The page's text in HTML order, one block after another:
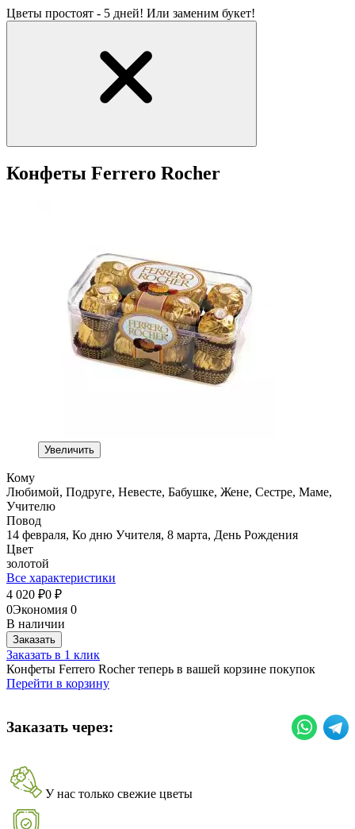
Цветы простоят - 5 дней! Или заменим букет!
Конфеты Ferrero Rocher
Увеличить
Кому
Любимой, Подруге, Невесте, Бабушке, Жене, Сестре, Маме,
Учителю
Повод
14 февраля, Ко дню Учителя, 8 марта, День Рождения
Цвет
золотой
Все характеристики
4 020 ₽0 ₽
0Экономия 0
В наличии
Заказать
Заказать в 1 клик
Конфеты Ferrero Rocher теперь в вашей корзине покупок
Перейти в корзину
Заказать через:
У нас только свежие цветы